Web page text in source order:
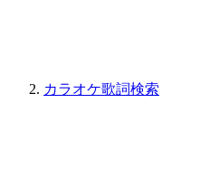
カラオケ歌詞検索